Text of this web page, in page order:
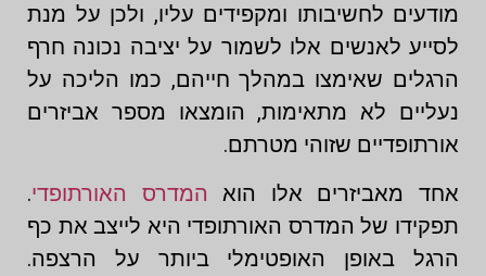
מודעים לחשיבותו ומקפידים עליו, ולכן על מנת
לסייע לאנשים אלו לשמור על יציבה נכונה חרף
הרגלים שאימצו במהלך חייהם, כמו הליכה על
נעליים לא מתאימות, הומצאו מספר אביזרים
אורתופדיים שזוהי מטרתם.
אחד מאביזרים אלו הוא המדרס האורתופדי.
תפקידו של המדרס האורתופדי היא לייצב את כף
הרגל באופן האופטימלי ביותר על הרצפה.